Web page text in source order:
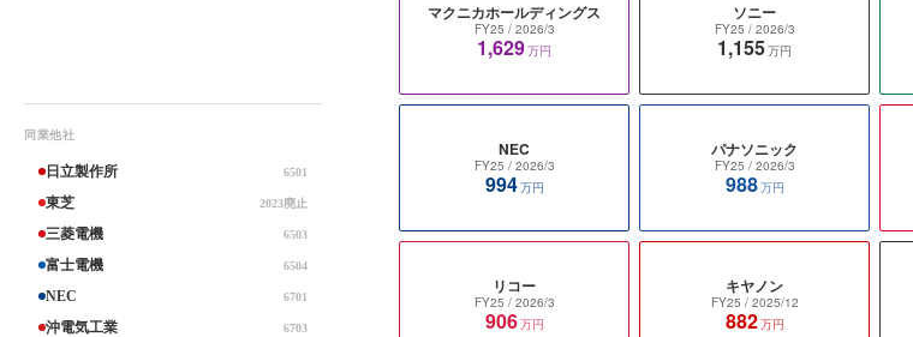
同業他社
日立製作所 6501
東芝 2023廃止
三菱電機 6503
富士電機 6504
NEC 6701
沖電気工業 6703
マクニカホールディングス
FY25 / 2026/3
1,629万円
ソニー
FY25 / 2026/3
1,155万円
NEC
FY25 / 2026/3
994万円
パナソニック
FY25 / 2026/3
988万円
リコー
FY25 / 2026/3
906万円
キヤノン
FY25 / 2025/12
882万円